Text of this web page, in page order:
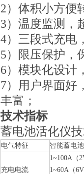
2）体积小方便
3）温度监测，
4）三段式充电
5）限压保护，
6）模块化设计
7）用户界面好
丰富；
技术指标
蓄电池活化仪
电气特征 智能蓄电
充电电流
1~100A（
1~60A（